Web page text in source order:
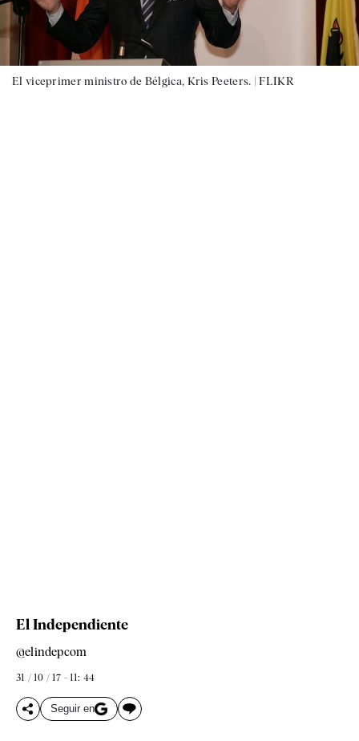
El viceprimer ministro de Bélgica, Kris Peeters. |FLIKR
El Independiente
@elindepcom
31 / 10 / 17 - 11: 44
Seguir en